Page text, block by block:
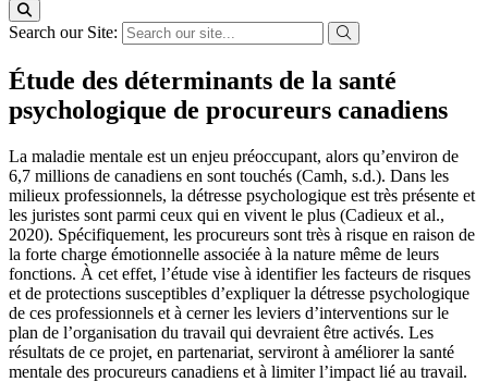
Search our Site:
Étude des déterminants de la santé
psychologique de procureurs canadiens
La maladie mentale est un enjeu préoccupant, alors qu’environ de
6,7 millions de canadiens en sont touchés (Camh, s.d.). Dans les
milieux professionnels, la détresse psychologique est très présente et
les juristes sont parmi ceux qui en vivent le plus (Cadieux et al.,
2020). Spécifiquement, les procureurs sont très à risque en raison de
la forte charge émotionnelle associée à la nature même de leurs
fonctions. À cet effet, l’étude vise à identifier les facteurs de risques
et de protections susceptibles d’expliquer la détresse psychologique
de ces professionnels et à cerner les leviers d’interventions sur le
plan de l’organisation du travail qui devraient être activés. Les
résultats de ce projet, en partenariat, serviront à améliorer la santé
mentale des procureurs canadiens et à limiter l’impact lié au travail.